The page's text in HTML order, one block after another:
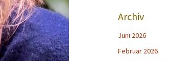
Archiv
Juni 2026
Februar 2026